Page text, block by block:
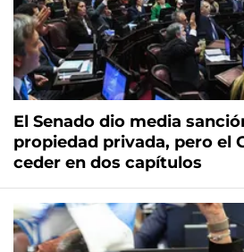
El Senado dio media
propiedad privada, pero el
ceder en dos capítulos